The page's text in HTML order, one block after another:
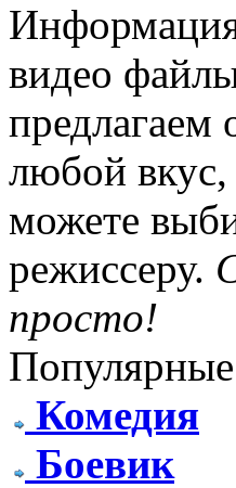
видео
любой
можете
режиссеру.
просто!
Комедия
Боевик